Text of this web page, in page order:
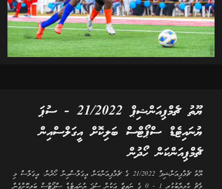
ޔޫތު ޗެމްޕިއަންޝިޕް 21/2022 - ސުޕަ
ޔުނައިޓެޑް ސްޕޯޓްސް ބަލިކޮށް އީގަލްސްއިން
ޗެމްޕިއަންކަން ހޯދުން
ޔޫތު ޗެމްޕިއަންޝިޕް 21/2022 ގެ ޗެމްޕިއަންކަން އީގަލްސްއިން ހޯދުން. އީގަލްސް މި
މެޗު ކާމިޔާބުކުރީ 1 - 0 ގެ ނަތީޖާ އަކުން ސުޕަ ޔުނައިޓެޑް ސްޕޯޓްސް ބަލިކޮށްގެން